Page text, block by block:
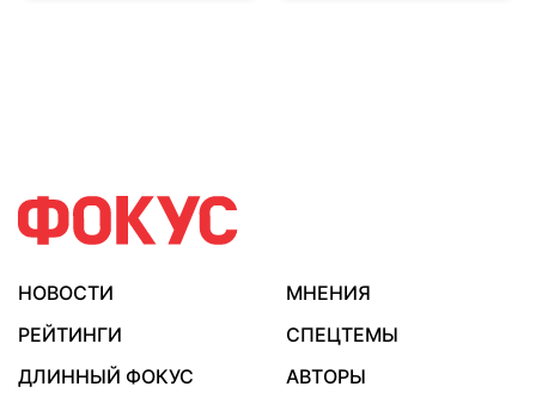
НОВОСТИ
МНЕНИЯ
РЕЙТИНГИ
СПЕЦТЕМЫ
ДЛИННЫЙ ФОКУС
АВТОРЫ